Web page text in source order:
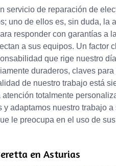
servicio de reparación de
uno de ellos es, sin duda, la
responder con garantías a
a sus equipos. Un factor
que rige nuestro
duraderos, claves
de nuestro trabajo está
totalmente
adaptamos nuestro trabajo
le preocupa en el uso de
en Asturias